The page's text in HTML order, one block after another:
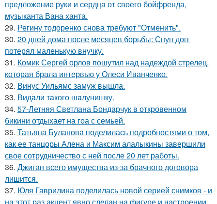
предложение руки и сердца от своего бойфренда,
музыканта Вана ханта.
29. Регину тодоренко снова требуют "Отменить".
30. 20 дней дома после месяцев борьбы: Снуп догг
потерял маленькую внучку.
31. Комик Сергей орлов пошутил над надеждой стрелец,
которая брала интервью у Олеси Иванченко.
32. Винус Уильямс замуж вышла.
33. Видaли тaкого шaлунишку.
34. 57-Летняя Светлана Бондарчук в откровенном
бикини отдыхает на гоа с семьей.
35. Татьяна Буланова поделилась подробностями о том,
как ее танцоры Алена и Максим алалыкины завершили
свое сотрудничество с ней после 20 лет работы.
36. Джиган всего имущества из-за брачного договора
лишится.
37. Юля Гаврилина поделилась новой серией снимков - и